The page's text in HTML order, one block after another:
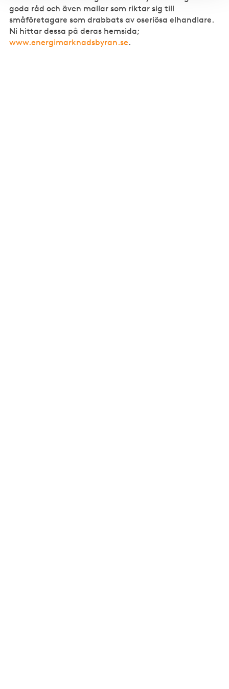
goda råd och även mallar som riktar sig till
småföretagare som drabbats av oseriösa elhandlare.
Ni hittar dessa på deras hemsida;
www.energimarknadsbyran.se.